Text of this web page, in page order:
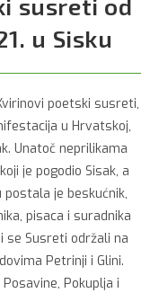
susreti od
u Sisku
poetski susreti,
u Hrvatskoj,
Unatoč neprilikama
je pogodio Sisak, a
je beskućnik,
pisaca i suradnika
se Susreti održali na
Petrinji i Glini.
Pokuplja i